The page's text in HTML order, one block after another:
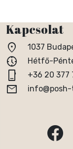
Kapcsolat
location_on 1037
nest_clock_farsight_analog Hétfő-
phone_iphone +36 20 377
email